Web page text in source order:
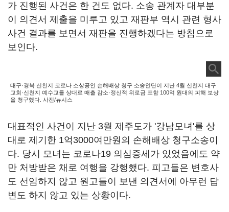
가 진행된 사건은 한 건도 없다. 소송 관계자 대부분
이 의견서 제출을 미루고 있고 재판부 역시 관련 형사
사건 결과를 보면서 재판을 진행하겠다는 방침으로
보인다.
대구·경북 신천지 코로나 소상공인 손해배상 청구 소송인단이 지난 4월 신천지 대구
교회·신천지 예수교를 상대로 매출 감소·정신적 위로금 포함 100억 원대의 피해 보상
을 청구했다. 사진/뉴시스
대표적인 사건이 지난 3월 제주도가 '강남모녀'를 상
대로 제기한 1억3000여만원의 손해배상 청구소송이
다. 당시 모녀는 코로나19 의심증세가 있었음에도 약
만 처방받은 채로 여행을 강행했다. 피고들은 변호사
도 선임하지 않고 원고들이 보낸 의견서에 아무런 답
변도 하지 않고 있는 상황이다.